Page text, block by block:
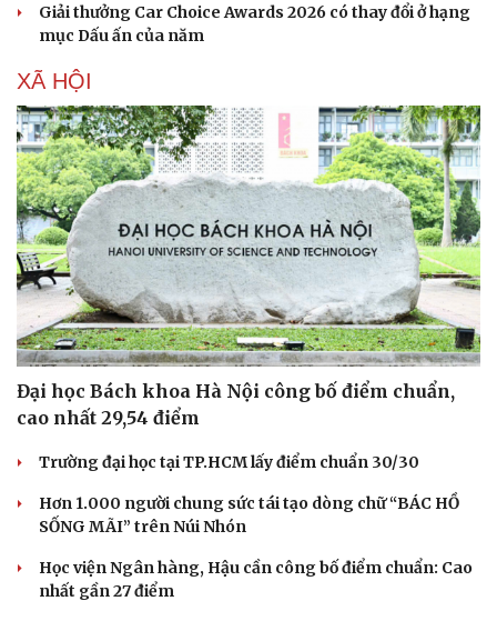
Bóng đá
Lịch thi đấu bóng đá
Thế giới thể thao
eSports
Hậu trường
Ô tô
Giải thưởng Car Choice Awards 2026 có thay đổi ở hạng
mục Dấu ấn của năm
XÃ HỘI
Đại học Bách khoa Hà Nội công bố điểm chuẩn,
cao nhất 29,54 điểm
Trường đại học tại TP.HCM lấy điểm chuẩn 30/30
Hơn 1.000 người chung sức tái tạo dòng chữ “BÁC HỒ
SỐNG MÃI” trên Núi Nhón
Học viện Ngân hàng, Hậu cần công bố điểm chuẩn: Cao
nhất gần 27 điểm